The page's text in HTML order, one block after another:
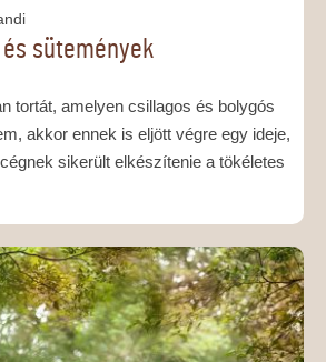
sütemények
tortát, amelyen csillagos és bolygós
akkor ennek is eljött végre egy ideje,
sikerült elkészítenie a tökéletes